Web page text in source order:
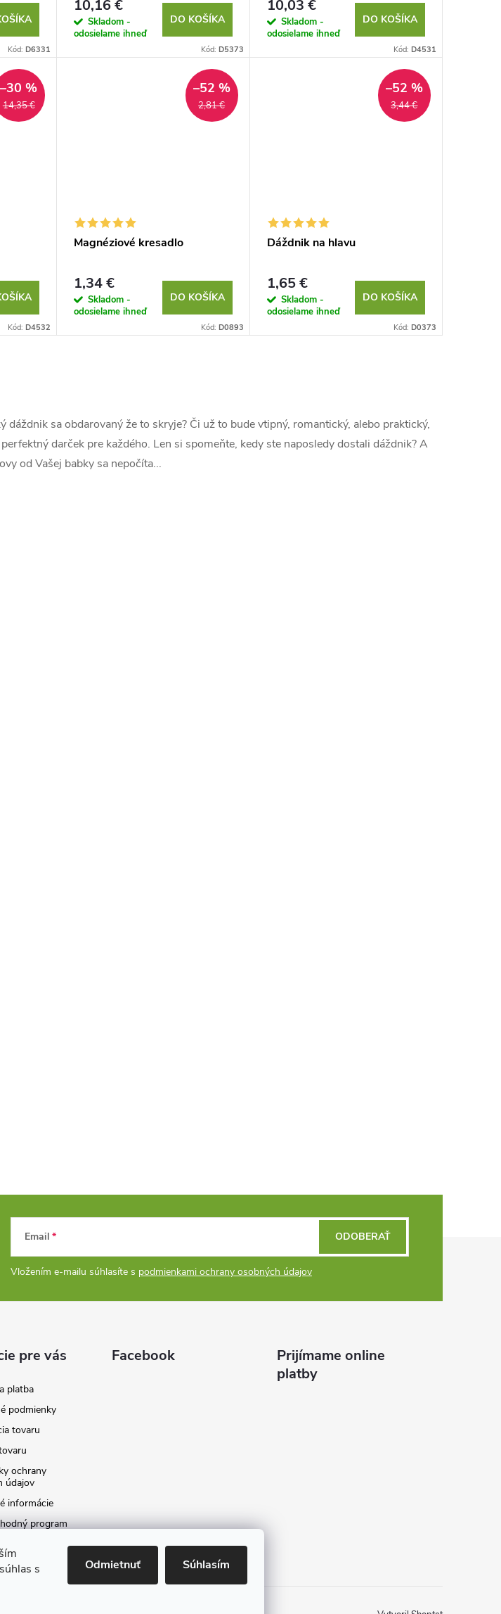
s
Odmietnuť Súhlasím
Kód:D6331
10,16 €
Skladom -
odosielame ihneď
DO KOŠÍKA
Kód: D5373
10,03 €
Skladom -
odosielame ihneď
DO KOŠÍKA
Kód: D4531
14,35 €
–30 %
Kód:D4532
2,81 €
–52 %
Magnéziové kresadlo
1,34 €
Skladom -
odosielame ihneď
DO KOŠÍKA
Kód: D0893
3,44 €
–52 %
Dáždnik na hlavu
1,65 €
Skladom -
odosielame ihneď
DO KOŠÍKA
Kód: D0373
dáždnik sa obdarovaný že to skryje? Či už to bude vtipný, romantický, alebo praktický,
darček pre každého. Len si spomeňte, kedy ste naposledy dostali dáždnik? A
od Vašej babky sa nepočíta...
Email
Vložením e-mailu súhlasíte s podmienkami ochrany osobných údajov
ODOBERAŤ
pre vás
platba
podmienky
tovaru
ochrany
údajov
informácie
program
Facebook
Prijímame online
platby